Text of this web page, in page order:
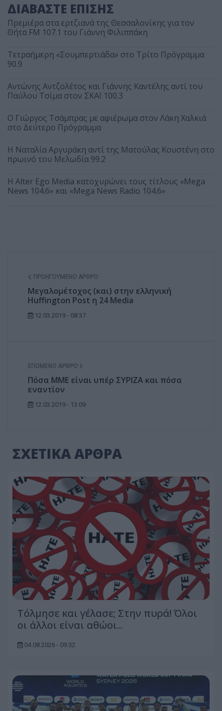
ΔΙΑΒΑΣΤΕ ΕΠΙΣΗΣ
Πρεμιέρα στα ερτζιανά της Θεσσαλονίκης για τον
Θήτα FM 107.1 του Γιάννη Φιλιππάκη
Τετραήμερη «Σουμπερτιάδα» στο Τρίτο Πρόγραμμα
90.9
Αντώνης Αντζολέτος και Γιάννης Καντέλης αντί του
Παύλου Τσίμα στον ΣΚΑΪ 100.3
O Γιώργος Τσάμπρας με αφιέρωμα στον Λάκη Χαλκιά
στο Δεύτερο Πρόγραμμα
Η Ναταλία Αργυράκη αντί της Ματούλας Κουστένη στο
πρωινό του Μελωδία 99.2
Η Alter Ego Media κατοχυρώνει τους τίτλους «Mega
News 104.6» και «Mega News Radio 104.6»
ΠΡΟΗΓΟΎΜΕΝΟ ΆΡΘΡΟ
Μεγαλομέτοχος (και) στην ελληνική
Huffington Post η 24 Media
12.03.2019 - 08:37
ΕΠΌΜΕΝΟ ΆΡΘΡΟ
Πόσα ΜΜΕ είναι υπέρ ΣΥΡΙΖΑ και πόσα
εναντίον
12.03.2019 - 13:09
ΣΧΕΤΙΚΑ ΑΡΘΡΑ
Τόλμησε και γέλασε; Στην πυρά! Όλοι
οι άλλοι είναι αθώοι...
04.08.2026 - 09:32